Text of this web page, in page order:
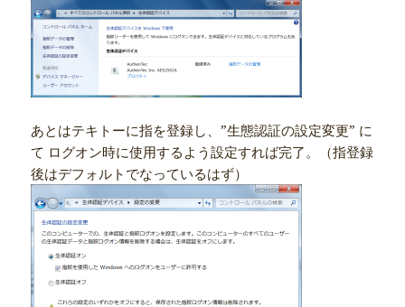
あとはテキトーに指を登録し、”生態認証の設定変更” に
て ログオン時に使用するよう設定すれば完了。（指登録
後はデフォルトでなっているはず）